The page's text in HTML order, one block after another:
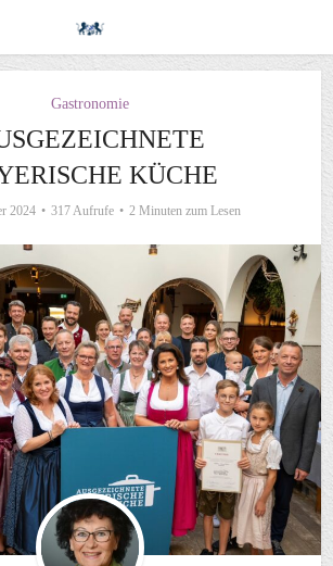
Gastronomie
KÜCHE
2024 317 Aufrufe 2 Minuten zum Lesen